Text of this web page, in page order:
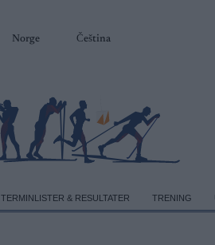
Norge Čeština
TERMINLISTER & RESULTATER TRENING